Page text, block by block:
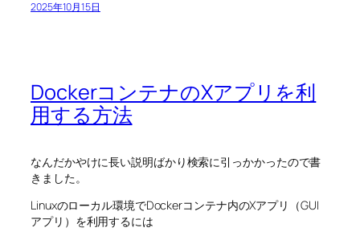
2025年10月15日
DockerコンテナのXアプリを利
用する方法
なんだかやけに長い説明ばかり検索に引っかかったので書
きました。
Linuxのローカル環境でDockerコンテナ内のXアプリ（GUI
アプリ）を利用するには